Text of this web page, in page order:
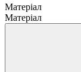
Матеріал
Матеріал